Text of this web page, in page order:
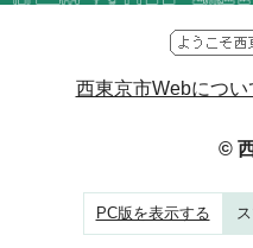
西東京市Webについ
©
PC版を表示する